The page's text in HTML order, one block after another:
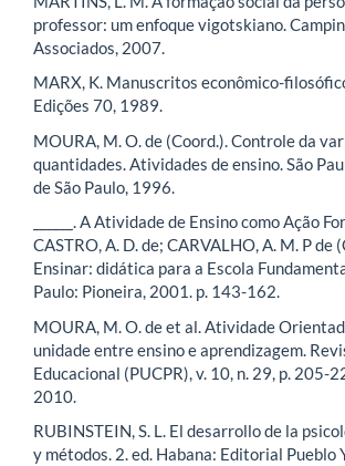
professor: um enfoque vigotskiano.
Associados, 2007.
MARX, K. Manuscritos econômico-
Edições 70, 1989.
MOURA, M. O. de (Coord.). Controle da
quantidades. Atividades de ensino. São
de São Paulo, 1996.
______. A Atividade de Ensino como Ação
CASTRO, A. D. de; CARVALHO, A. M. P de
Ensinar: didática para a Escola
Paulo: Pioneira, 2001. p. 143-162.
MOURA, M. O. de et al. Atividade
unidade entre ensino e aprendizagem.
Educacional (PUCPR), v. 10, n. 29, p. 205-
2010.
RUBINSTEIN, S. L. El desarrollo de la
y métodos. 2. ed. Habana: Editorial Pueblo